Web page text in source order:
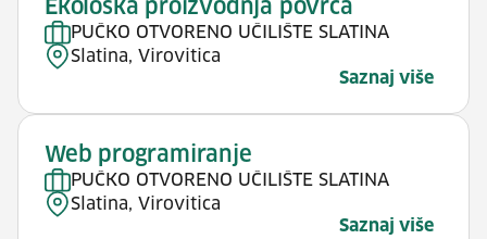
Ekološka proizvodnja povrća
PUČKO OTVORENO UČILIŠTE SLATINA
Slatina, Virovitica
Saznaj više
Web programiranje
PUČKO OTVORENO UČILIŠTE SLATINA
Slatina, Virovitica
Saznaj više